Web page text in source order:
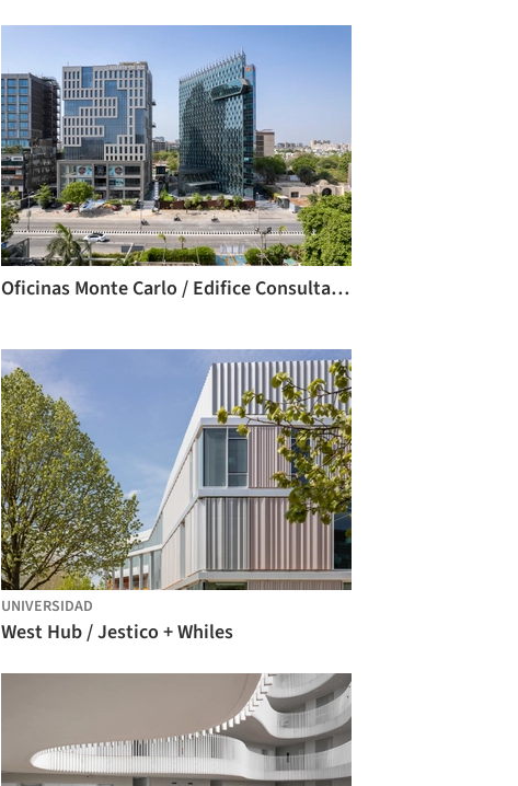
Oficinas Monte Carlo / Edifice Consultants
UNIVERSIDAD
West Hub / Jestico + Whiles